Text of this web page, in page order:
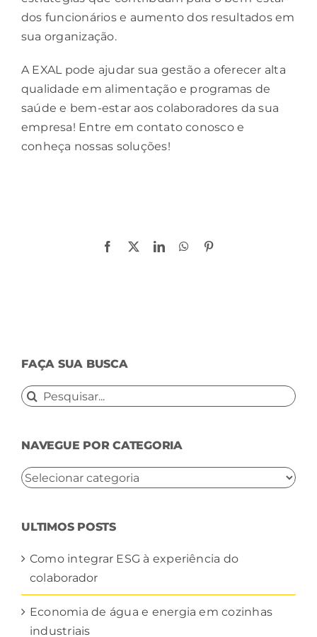
dos funcionários e aumento dos resultados em
sua organização.
A EXALpode ajudar sua gestão a oferecer alta
qualidade em alimentação e programas de
saúde e bem-estar aos colaboradores da sua
empresa! Entre em contato conoscoe
conheça nossas soluções!
Facebook
X LinkedInWhatsApp
FAÇA SUA BUSCA
Buscar
NAVEGUE POR CATEGORIA
NAVEGUE
ULTIMOS POSTS
Como integrar ESG à experiência do
colaborador
Economia de água e energia em cozinhas
industriais